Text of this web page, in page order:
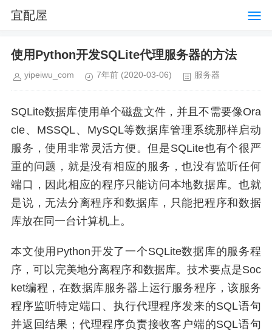
宜配屋
使用Python开发SQLite代理服务器的方法
yipeiwu_com 7年前 (2020-03-06) 服务器
SQLite数据库使用单个磁盘文件，并且不需要像Ora
cle、MSSQL、MySQL等数据库管理系统那样启动
服务，使用非常灵活方便。但是SQLite也有个很严
重的问题，就是没有相应的服务，也没有监听任何
端口，因此相应的程序只能访问本地数据库。也就
是说，无法分离程序和数据库，只能把程序和数据
库放在同一台计算机上。
本文使用Python开发了一个SQLite数据库的服务程
序，可以完美地分离程序和数据库。技术要点是Soc
ket编程，在数据库服务器上运行服务程序，该服务
程序监听特定端口、执行代理程序发来的SQL语句
并返回结果；代理程序负责接收客户端的SQL语句